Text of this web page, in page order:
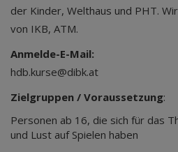
der Kinder, Welthaus und PHT.
von IKB, ATM.
Anmelde-E-Mail:
hdb.kurse@dibk.at
Zielgruppen / Voraussetzung:
Personen ab 16, die sich für das
und Lust auf Spielen haben